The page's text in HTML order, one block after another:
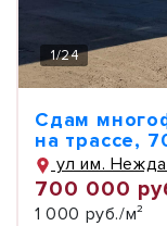
1/24
Сдам
на трассе,
ул им.
700 000
1 000 руб./м²